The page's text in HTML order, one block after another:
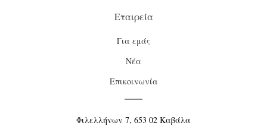
Εταιρεία
Για εμάς
Νέα
Επικοινωνία
Φιλελλήνων 7, 653 02 Καβάλα